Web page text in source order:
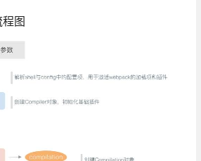
图